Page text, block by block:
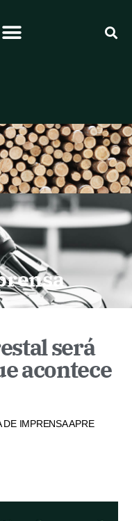
será
acontece
IMPRENSA APRE